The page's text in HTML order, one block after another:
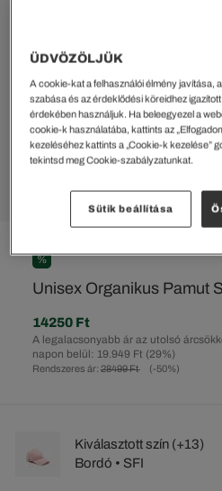
%
Unisex Organikus Pamut
Rendszeres ár: 28499 Ft (-50%)
A legalacsonyabb ár az utolsó
napon belül: 19.949 Ft (29%)
14250 Ft
Kiválasztott szín (+13)
Bordó • SFI
ÜDVÖZÖLJÜK
A cookie-kat a felhasználói élmény javítása,
szabása és az érdeklődési köreidhez
érdekében használjuk. Ha beleegyezel a
cookie-k használatába, kattints az
kezeléséhez kattints a „Cookie-k kezelése”
tekintsd meg Cookie-szabályzatunkat.
Sütik beállítása